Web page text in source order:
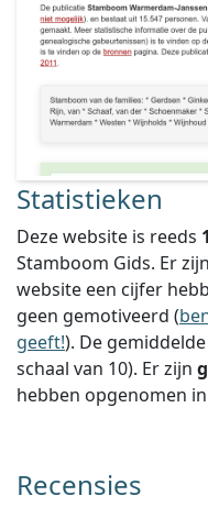
Statistieken
Deze website is reeds
Stamboom Gids. Er zijn
website een cijfer
geen gemotiveerd (
geeft!). De
schaal van 10). Er zijn
hebben opgenomen
Recensies